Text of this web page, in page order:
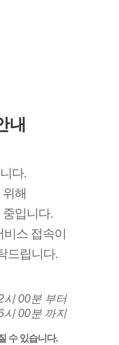
내
다.
해
입니다.
스 접속이
드립니다.
시 00분 부터
시 00분 까지
수 있습니다.